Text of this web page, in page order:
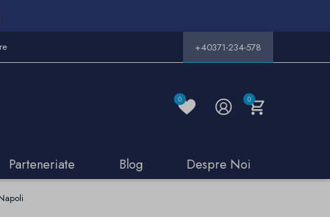
+40371-234-578
0 0
Parteneriate Blog Despre Noi